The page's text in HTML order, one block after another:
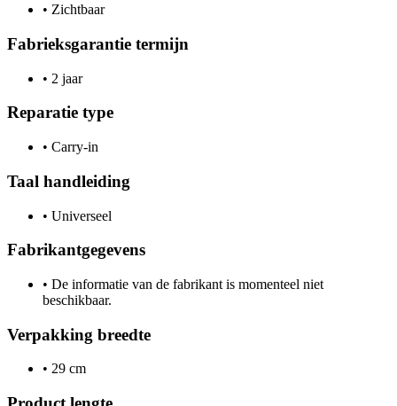
• Zichtbaar
Fabrieksgarantie termijn
• 2 jaar
Reparatie type
• Carry-in
Taal handleiding
• Universeel
Fabrikantgegevens
• De informatie van de fabrikant is momenteel niet
beschikbaar.
Verpakking breedte
• 29 cm